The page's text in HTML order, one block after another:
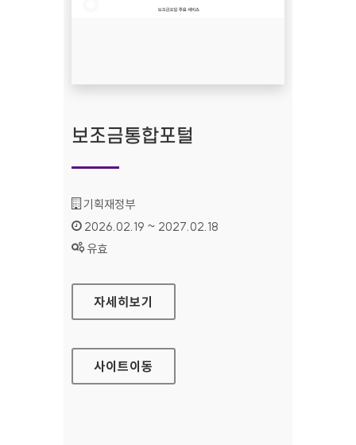
보조금통합포털
기관명 :
기획재정부
인증기간 :
2026.02.19 ~ 2027.02.18
상태 :
유효
보조금통합포털
자세히보기
사이트이동